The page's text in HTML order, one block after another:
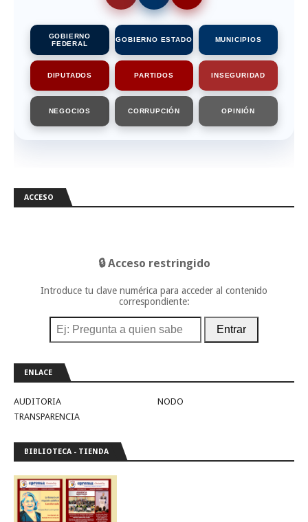
GOBIERNO
FEDERAL
GOBIERNO ESTADO MUNICIPIOS
DIPUTADOS PARTIDOS INSEGURIDAD
NEGOCIOS CORRUPCIÓN OPINIÓN
ACCESO
🔒 Acceso restringido
Introduce tu clave numérica para acceder al contenido
correspondiente:
Entrar
ENLACE
AUDITORIA
NODO
TRANSPARENCIA
BIBLIOTECA - TIENDA